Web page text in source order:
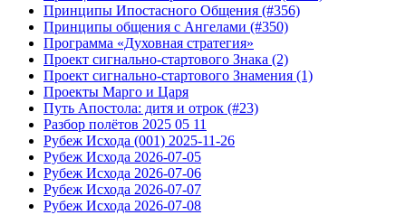
Принципы Ипостасного Общения (#356)
Принципы общения с Ангелами (#350)
Программа «Духовная стратегия»
Проект сигнально-стартового Знака (2)
Проект сигнально-стартового Знамения (1)
Проекты Марго и Царя
Путь Апостола: дитя и отрок (#23)
Разбор полётов 2025 05 11
Рубеж Исхода (001) 2025-11-26
Рубеж Исхода 2026-07-05
Рубеж Исхода 2026-07-06
Рубеж Исхода 2026-07-07
Рубеж Исхода 2026-07-08